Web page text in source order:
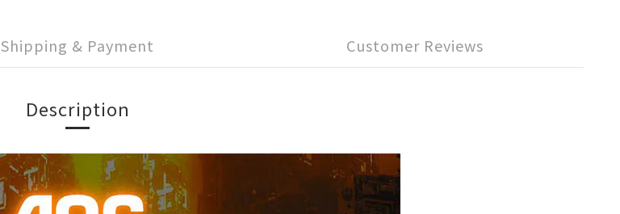
Shipping & Payment Customer Reviews
Description